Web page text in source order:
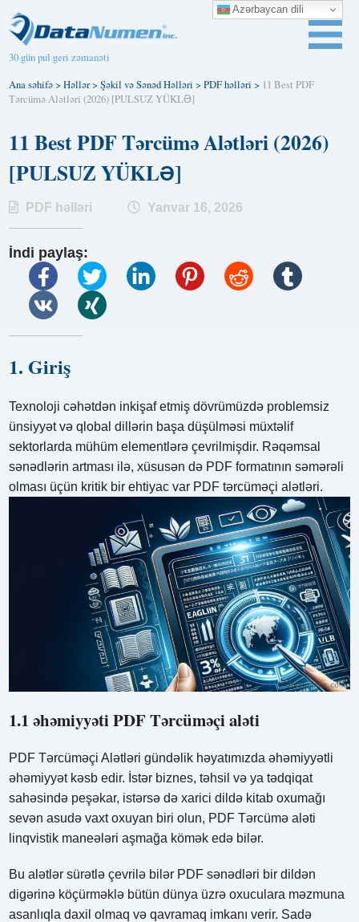
30 gün pul geri zəmanəti
Ana səhifə>Həllər>Şəkil və Sənəd Həlləri >PDF həlləri > 11 Best PDF
Tərcümə Alətləri (2026) [PULSUZ YÜKLƏ]
11 Best PDF Tərcümə Alətləri (2026)
[PULSUZ YÜKLƏ]
PDF həlləri Yanvar 16, 2026
İndi paylaş:
1. Giriş
Texnoloji cəhətdən inkişaf etmiş dövrümüzdə problemsiz
ünsiyyət və qlobal dillərin başa düşülməsi müxtəlif
sektorlarda mühüm elementlərə çevrilmişdir. Rəqəmsal
sənədlərin artması ilə, xüsusən də PDF formatının səmərəli
olması üçün kritik bir ehtiyac var PDF tərcüməçi alətləri.
1.1 əhəmiyyəti PDF Tərcüməçi aləti
PDF Tərcüməçi Alətləri gündəlik həyatımızda əhəmiyyətli
əhəmiyyət kəsb edir. İstər biznes, təhsil və ya tədqiqat
sahəsində peşəkar, istərsə də xarici dildə kitab oxumağı
sevən asudə vaxt oxuyan biri olun, PDF Tərcümə aləti
linqvistik maneələri aşmağa kömək edə bilər.
Bu alətlər sürətlə çevrilə bilər PDF sənədləri bir dildən
digərinə köçürməklə bütün dünya üzrə oxuculara məzmuna
asanlıqla daxil olmaq və qavramaq imkanı verir. Sadə
Azərbaycan dili